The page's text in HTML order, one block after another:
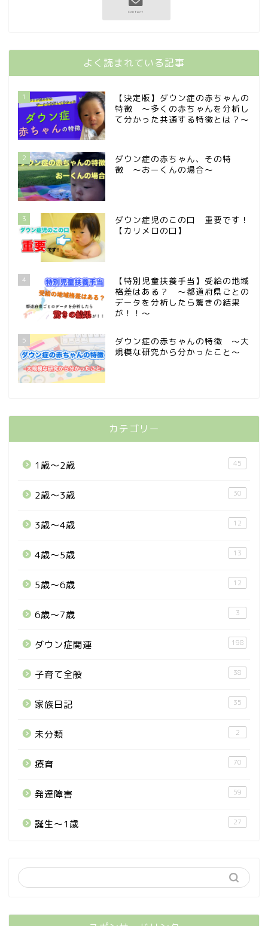
よく読まれている記事
1
【決定版】ダウン症の赤ちゃんの
特徴 〜多くの赤ちゃんを分析し
て分かった共通する特徴とは？〜
2
ダウン症の赤ちゃん、その特
徴 〜おーくんの場合〜
3
ダウン症児のこの口 重要です！
【カリメロの口】
4
【特別児童扶養手当】受給の地域
格差はある？ 〜都道府県ごとの
データを分析したら驚きの結果
が！！〜
5
ダウン症の赤ちゃんの特徴 〜大
規模な研究から分かったこと〜
カテゴリー
1歳〜2歳 45
2歳〜3歳 30
3歳〜4歳 12
4歳〜5歳 13
5歳〜6歳 12
6歳〜7歳 3
ダウン症関連 198
子育て全般 38
家族日記 35
未分類 2
療育 70
発達障害 59
誕生〜1歳 27